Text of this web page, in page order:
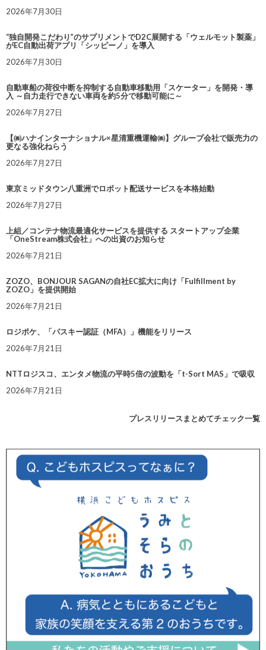
2026年7月30日
“独自開発こだわり”のサプリメントでD2C展開する「ウェルモット製薬」
がEC自動出荷アプリ「シッピーノ」を導入
2026年7月30日
自動車船の荷役中断を抑制する自動車移動用「スケーター」を開発・導
入 ～自力走行できない車両を約5分で移動可能に～
2026年7月27日
【㈱ハナインターナショナル×星清重機運輸㈱】グループ会社で販売力の
更なる強化ねらう
2026年7月27日
東京ミッドタウン八重洲でロボット配送サービスを本格始動
2026年7月27日
上組／コンテナ物流最適化サービスを提供する スタートアップ企業
「OneStream株式会社」への出資のお知らせ
2026年7月21日
ZOZO、BONJOUR SAGANの自社EC拡大に向け「Fulfillment by
ZOZO」を提供開始
2026年7月21日
ロジポケ、「パスキー認証（MFA）」機能をリリース
2026年7月21日
NTTロジスコ、エンタメ物流の平時5倍の波動を「t-Sort MAS」で吸収
2026年7月21日
プレスリリースまとめてチェック一覧